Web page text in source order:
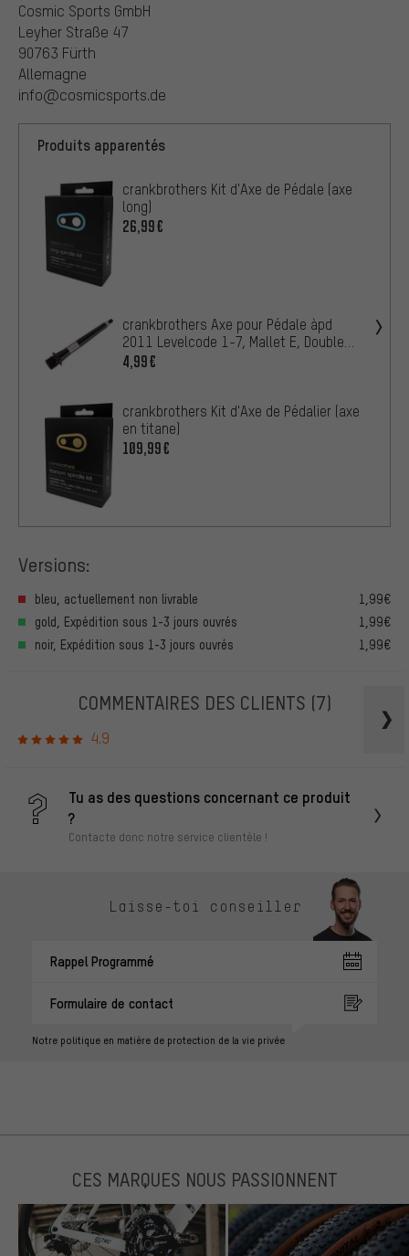
Cosmic Sports GmbH
Leyher Straße 47
90763 Fürth
Allemagne
info@cosmicsports.de
Produits apparentés
crankbrothers Kit d'Axe de Pédale (axe
long)
26,99€
crankbrothers Axe pour Pédale àpd
2011 Levelcode 1-7, Mallet E, Double
Shot
4,99€
crankbrothers Kit d'Axe de Pédalier (axe
en titane)
109,99€
Versions:
bleu, actuellement non livrable
1,99€
gold, Expédition sous 1-3 jours ouvrés
1,99€
noir, Expédition sous 1-3 jours ouvrés
1,99€
COMMENTAIRES DES CLIENTS (7)
4.9
Tu as des questions concernant ce produit
?
Contacte donc notre service clientèle !
Laisse-toi conseiller
Rappel Programmé
Formulaire de contact
Notre politique en matière de protection de la vie privée
CES MARQUES NOUS PASSIONNENT